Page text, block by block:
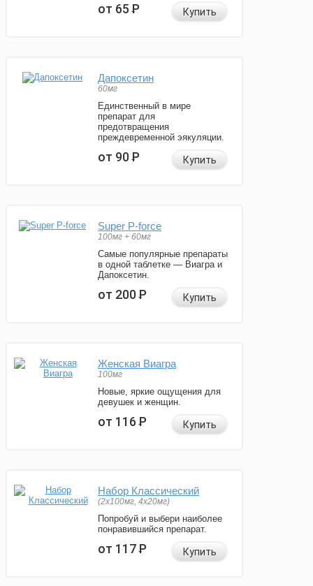
от 65Р Купить
Дапоксетин
60мг
Единственный в мире
препарат для
предотвращения
преждевременной эякуляции.
от 90Р Купить
Super P-force
100мг + 60мг
Самые популярные препараты
в одной таблетке — Виагра и
Дапоксетин.
от 200Р Купить
Женская Виагра
100мг
Новые, яркие ощущения для
девушек и женщин.
от 116Р Купить
Набор Классический
(2x100мг, 4x20мг)
Попробуй и выбери наиболее
понравившийся препарат.
от 117Р Купить